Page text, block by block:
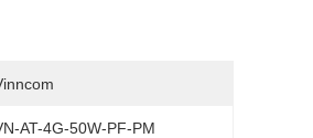
AT-4G-50W-PF-PM